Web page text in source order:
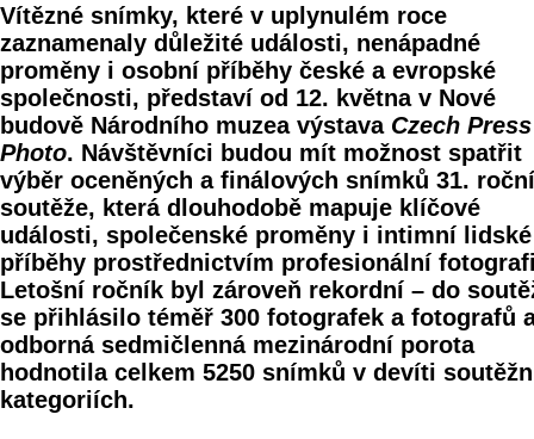
Vítězné snímky, které v uplynulém roce
zaznamenaly důležité události, nenápadné
proměny i osobní příběhy české a evropské
společnosti, představí od 12. května v Nové
budově Národního muzea výstava Czech Press
Photo. Návštěvníci budou mít možnost spatřit
výběr oceněných a finálových snímků 31.
soutěže, která dlouhodobě mapuje klíčové
události, společenské proměny i intimní lidské
příběhy prostřednictvím profesionální
Letošní ročník byl zároveň rekordní – do
se přihlásilo téměř 300 fotografek a fotografů
odborná sedmičlenná mezinárodní porota
hodnotila celkem 5250 snímků v devíti
kategoriích.